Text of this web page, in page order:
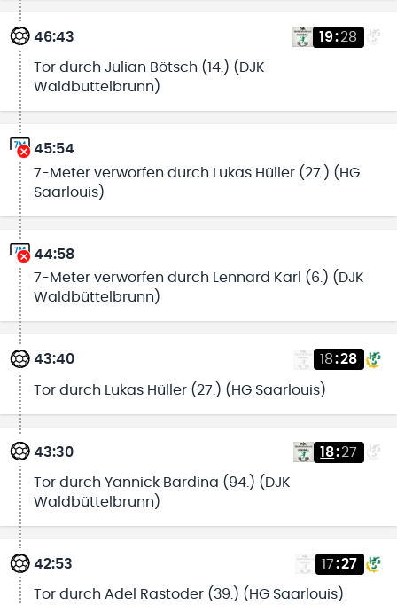
46:43 19:28
Tor durch Julian Bötsch (14.) (DJK
Waldbüttelbrunn)
45:54
7-Meter verworfen durch Lukas Hüller (27.) (HG
Saarlouis)
44:58
7-Meter verworfen durch Lennard Karl (6.) (DJK
Waldbüttelbrunn)
43:40 18:28
Tor durch Lukas Hüller (27.) (HG Saarlouis)
43:30 18:27
Tor durch Yannick Bardina (94.) (DJK
Waldbüttelbrunn)
42:53 17:27
Tor durch Adel Rastoder (39.) (HG Saarlouis)